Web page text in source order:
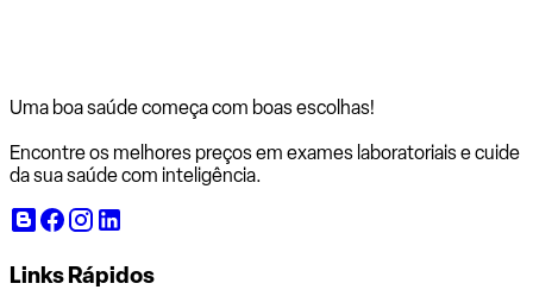
Uma boa saúde começa com boas escolhas!
Encontre os melhores preços em exames laboratoriais e cuide
da sua saúde com inteligência.
Links Rápidos